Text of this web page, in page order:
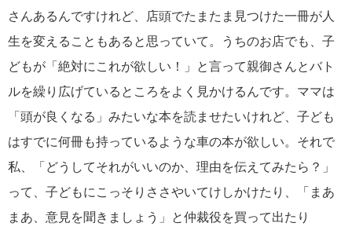
さんあるんですけれど、店頭でたまたま見つけた一冊が人
生を変えることもあると思っていて。うちのお店でも、子
どもが「絶対にこれが欲しい！」と言って親御さんとバト
ルを繰り広げているところをよく見かけるんです。ママは
「頭が良くなる」みたいな本を読ませたいけれど、子ども
はすでに何冊も持っているような車の本が欲しい。それで
私、「どうしてそれがいいのか、理由を伝えてみたら？」
って、子どもにこっそりささやいてけしかけたり、「まあ
まあ、意見を聞きましょう」と仲裁役を買って出たり